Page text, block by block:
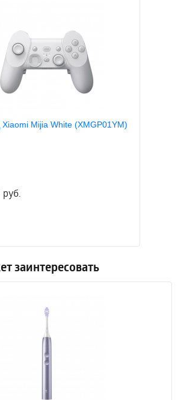
Mijia White (XMGP01YM)
руб.
заинтересовать